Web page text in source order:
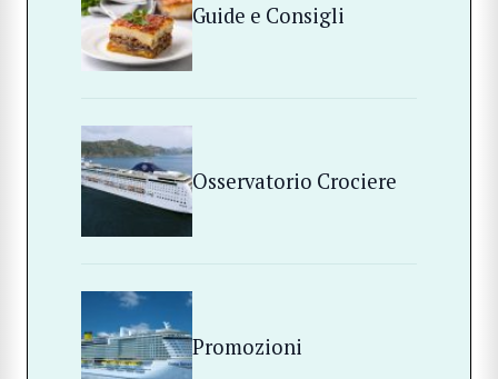
Guide e Consigli
Osservatorio Crociere
Promozioni